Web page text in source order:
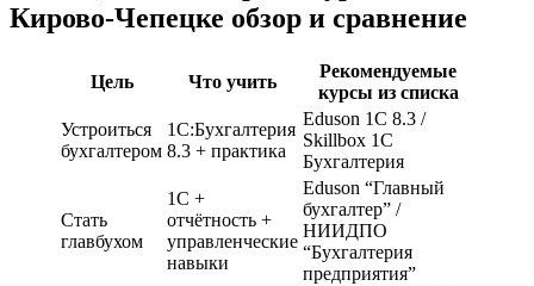
Кирово-Чепецке обзор и сравнение
Цель Что учить
Рекомендуемые
курсы из списка
Устроиться
бухгалтером
1С:Бухгалтерия
8.3 + практика
Eduson 1С 8.3 /
Skillbox 1С
Бухгалтерия
Стать
главбухом
1С +
отчётность +
управленческие
навыки
Eduson “Главный
бухгалтер” /
НИИДПО
“Бухгалтерия
предприятия”